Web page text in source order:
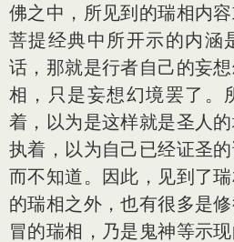
佛之中，所见到的瑞相内
菩提经典中所开示的内涵
话，那就是行者自己的妄
相，只是妄想幻境罢了。
着，以为是这样就是圣人
执着，以为自己已经证圣
而不知道。因此，见到了
的瑞相之外，也有很多是
冒的瑞相，乃是鬼神等示